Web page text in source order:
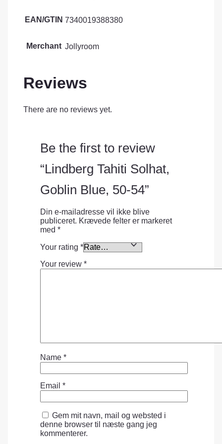
EAN/GTIN 7340019388380
Merchant Jollyroom
Reviews
There are no reviews yet.
Be the first to review
“Lindberg Tahiti Solhat,
Goblin Blue, 50-54”
Din e-mailadresse vil ikke blive
publiceret. Krævede felter er markeret
med *
Your rating *
Your review *
Name *
Email *
Gem mit navn, mail og websted i
denne browser til næste gang jeg
kommenterer.